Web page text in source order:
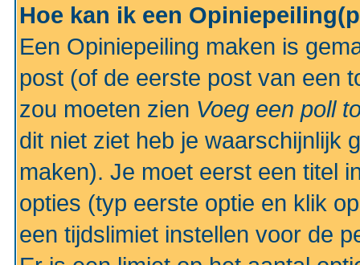
Hoe kan ik een
Een Opiniepeiling maken is
post (of de eerste post van een
zou moeten zien Voeg een poll
dit niet ziet heb je waarschijnlijk
maken). Je moet eerst een titel
opties (typ eerste optie en klik
een tijdslimiet instellen voor de